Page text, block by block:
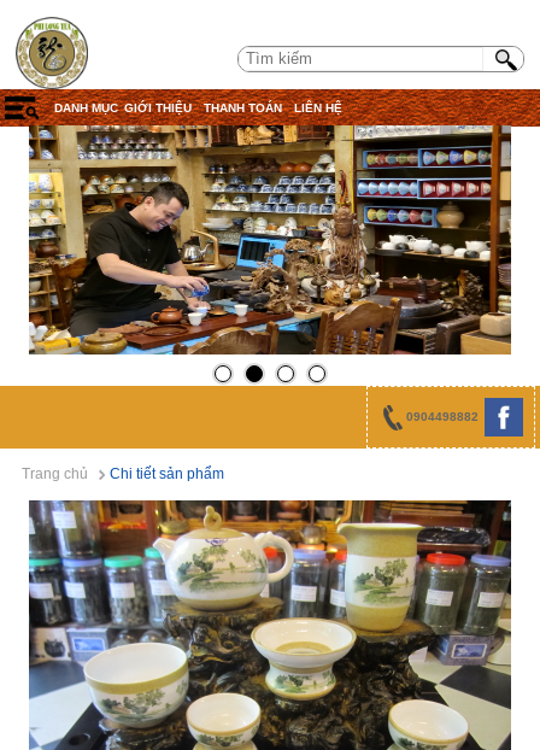
DANH MỤC GIỚI THIỆU THANH TOÁN LIÊN HỆ
0904498882
Trang chủ Chi tiết sản phẩm